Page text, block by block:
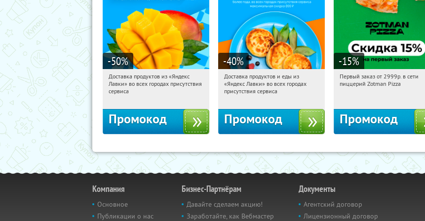
-50%
11:45:33 Получили:
Россия
Доставка продуктов из «Яндекс
Лавки» во всех городах присутствия
сервиса
Промокод
-40%
11:45:33 Получили:
Россия
Доставка продуктов и еды из
«Яндекс Лавки» во всех городах
присутствия сервиса
Промокод
-15%
11:45:33 Получили:
Первый заказ от 2999р. в сети
пиццерий Zotman Pizza
Промокод
Компания
Основное
Публикации о нас
Бизнес-Партнёрам
Давайте сделаем акцию!
Заработайте, как Вебмастер
Документы
Агентский договор
Лицензионный договор